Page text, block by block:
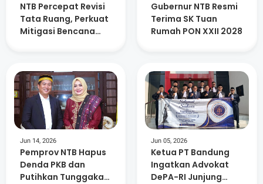
NTB Percepat Revisi
Tata Ruang, Perkuat
Mitigasi Bencana
Gubernur NTB Resmi
Terima SK Tuan
Rumah PON XXII 2028
Jun 14, 2026
Pemprov NTB Hapus
Denda PKB dan
Putihkan Tunggakan
Jun 05, 2026
Ketua PT Bandung
Ingatkan Advokat
DePA-RI Junjung